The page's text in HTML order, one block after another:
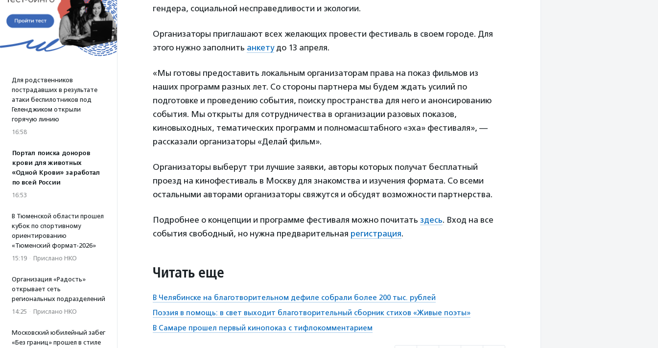
Для родственников
пострадавших в результате
атаки беспилотников под
Геленджиком открыли
горячую линию
16:58
Портал поиска доноров
крови для животных
«Одной Крови» заработал
по всей России
16:53
В Тюменской области прошел
кубок по спортивному
ориентированию
«Тюменский формат-2026»
15:19 · Прислано НКО
Организация «Радость»
открывает сеть
региональных подразделений
14:25 · Прислано НКО
Московский юбилейный забег
«Без границ» прошел в стиле
гендера, социальной несправедливости и экологии.
Организаторы приглашают всех желающих провести фестиваль в своем городе. Для
этого нужно заполнить анкетудо 13 апреля.
«Мы готовы предоставить локальным организаторам права на показ фильмов из
наших программ разных лет. Со стороны партнера мы будем ждать усилий по
подготовке и проведению события, поиску пространства для него и анонсированию
события. Мы открыты для сотрудничества в организации разовых показов,
киновыходных, тематических программ и полномасштабного «эха» фестиваля», —
рассказали организаторы «Делай фильм».
Организаторы выберут три лучшие заявки, авторы которых получат бесплатный
проезд на кинофестиваль в Москву для знакомства и изучения формата. Со всеми
остальными авторами организаторы свяжутся и обсудят возможности партнерства.
Подробнее о концепции и программе фестиваля можно почитать здесь. Вход на все
события свободный, но нужна предварительная регистрация.
Читать еще
В Челябинске на благотворительном дефиле собрали более 200 тыс. рублей
Поэзия в помощь: в свет выходит благотворительный сборник стихов «Живые поэты»
В Самаре прошел первый кинопоказ с тифлокомментарием